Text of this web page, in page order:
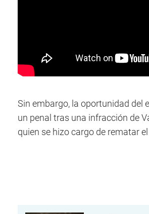
Sin embargo, la oportunidad del
un penal tras una infracción de
quien se hizo cargo de rematar